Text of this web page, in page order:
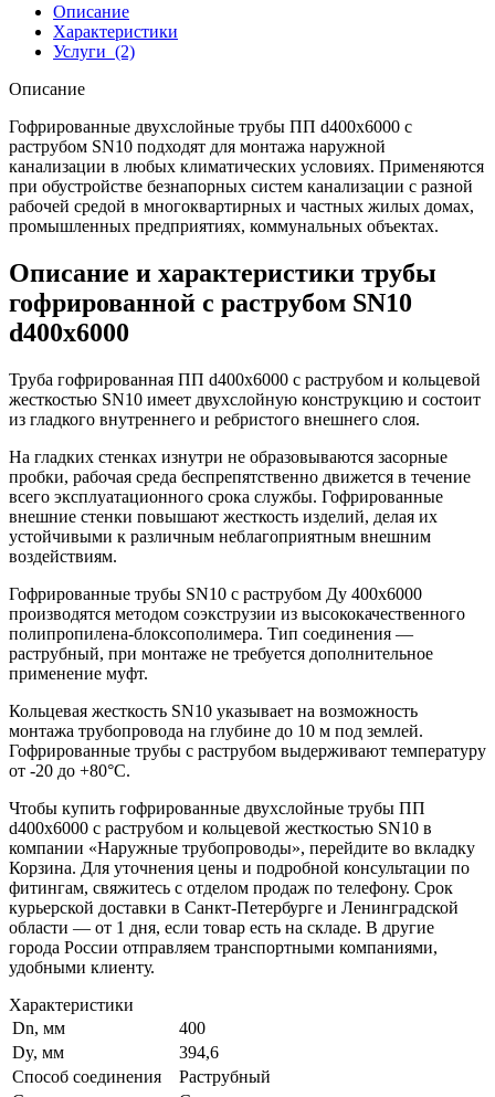
Описание
Характеристики
Услуги (2)
Описание
Гофрированные двухслойные трубы ПП d400х6000 с
раструбом SN10 подходят для монтажа наружной
канализации в любых климатических условиях. Применяются
при обустройстве безнапорных систем канализации с разной
рабочей средой в многоквартирных и частных жилых домах,
промышленных предприятиях, коммунальных объектах.
Описание и характеристики трубы
гофрированной с раструбом SN10
d400х6000
Труба гофрированная ПП d400х6000 с раструбом и кольцевой
жесткостью SN10 имеет двухслойную конструкцию и состоит
из гладкого внутреннего и ребристого внешнего слоя.
На гладких стенках изнутри не образовываются засорные
пробки, рабочая среда беспрепятственно движется в течение
всего эксплуатационного срока службы. Гофрированные
внешние стенки повышают жесткость изделий, делая их
устойчивыми к различным неблагоприятным внешним
воздействиям.
Гофрированные трубы SN10 с раструбом Ду 400х6000
производятся методом соэкструзии из высококачественного
полипропилена-блоксополимера. Тип соединения —
раструбный, при монтаже не требуется дополнительное
применение муфт.
Кольцевая жесткость SN10 указывает на возможность
монтажа трубопровода на глубине до 10 м под землей.
Гофрированные трубы с раструбом выдерживают температуру
от -20 до +80°С.
Чтобы купить гофрированные двухслойные трубы ПП
d400х6000 с раструбом и кольцевой жесткостью SN10 в
компании «Наружные трубопроводы», перейдите во вкладку
Корзина. Для уточнения цены и подробной консультации по
фитингам, свяжитесь с отделом продаж по телефону. Срок
курьерской доставки в Санкт-Петербурге и Ленинградской
области — от 1 дня, если товар есть на складе. В другие
города России отправляем транспортными компаниями,
удобными клиенту.
Характеристики
Dn, мм
400
Dy, мм
394,6
Способ соединения
Раструбный